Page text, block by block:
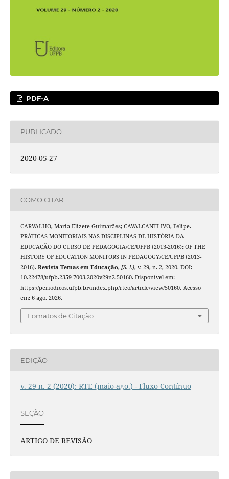
PDF-A
PUBLICADO
2020-05-27
COMO CITAR
CARVALHO, Maria Elizete Guimarães; CAVALCANTI IVO, Felipe.
PRÁTICAS MONITORIAIS NAS DISCIPLINAS DE HISTÓRIA DA
EDUCAÇÃO DO CURSO DE PEDAGOGIA/CE/UFPB (2013-2016): OF THE
HISTORY OF EDUCATION MONITORS IN PEDAGOGY/CE/UFPB (2013-
2016). Revista Temas em Educação, [S. l.], v. 29, n. 2, 2020. DOI:
10.22478/ufpb.2359-7003.2020v29n2.50160. Disponível em:
https://periodicos.ufpb.br/index.php/rteo/article/view/50160. Acesso
em: 6 ago. 2026.
Fomatos de Citação
EDIÇÃO
v. 29 n. 2 (2020): RTE (maio-ago.) - Fluxo Contínuo
SEÇÃO
ARTIGO DE REVISÃO